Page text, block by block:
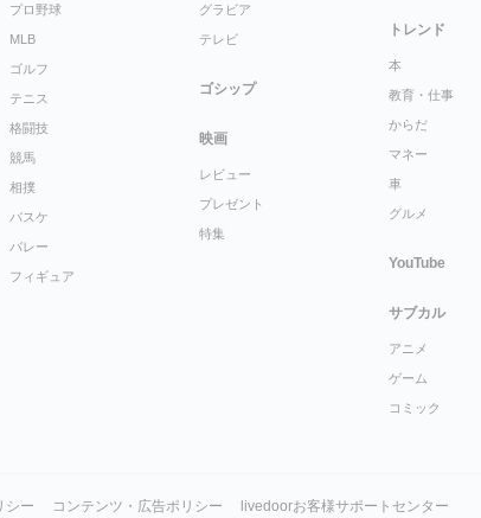
プロ野球
MLB
ゴルフ
テニス
格闘技
競馬
相撲
バスケ
バレー
フィギュア
グラビア
テレビ
ゴシップ
映画
レビュー
プレゼント
特集
トレンド
本
教育・仕事
からだ
マネー
車
グルメ
YouTube
サブカル
アニメ
ゲーム
コミック
シー コンテンツ・広告ポリシー livedoorお客様サポートセンター